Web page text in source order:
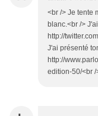
<br /> Je tente
blanc.<br />
http://
J'ai présenté
http://
edition-50/<br /